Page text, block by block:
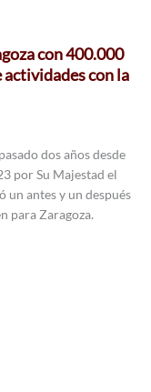
con 400.000
actividades con la
dos años desde
por Su Majestad el
un antes y un después
para Zaragoza.